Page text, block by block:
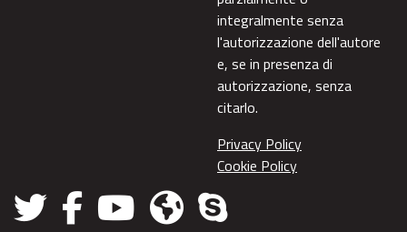
integralmente senza
l'autorizzazione dell'autore
e, se in presenza di
autorizzazione, senza
citarlo.
Privacy Policy
Cookie Policy